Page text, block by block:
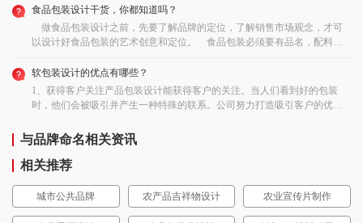
白酒的包装设计对白酒的帮助有哪些？1、保护性因为如今白酒大多是采用
玻璃瓶容器，所以，在进行包装设计的时候，应该考虑防震，防摔，防碎
等。2、便利功能包装设计还必须讲求包装的便利性，方便在运输流通，消
其技术条件以及可能发生的问题等。4、销售功能销售性功能是包装设计的
重要功能。它通过直接体现白酒的文化底蕴，历史厚重感等，让消费者在
感受器魅力之后，产生购买行为。白酒包装设计反应出白酒厂家的市场意
识、营销水平、安全意识、环保理念以及成本意识，所以对表白酒的包装
食品包装设计干货，你都知道吗？
做食品包装设计之前，先要了解品牌的定位，了解销售市场观念，才可
以设计好食品包装的艺术创意和定位。 食品包装必须要有品名，配料
产许可证编号、执行标准、生产日期、保质期、贮存条件、产地、厂家信
息、注意事项、营养成分表等。 还有一些强制的文字规范，如配料表的
字体不能小于1.8毫米等等。
软包装设计的优点有哪些？
1、获得客户关注产品包装设计能获得客户的关注。当人们看到好的包装
时，他们会被吸引并产生一种特殊的联系。公司努力打造吸引客户的优质
绪。获得客户的关注对于成功很重要。2、增加产品价值良好包装的另一个
重要元素是为您的产品增加价值。人们通过包装设计来分析产品。它产生
品牌知名度并在市场上保持独特。它还使您的产品与其他产品不同。它会
3、增加销售额良好包装的另一个重要因素是增加销售额。顾客喜欢选择好
的包装，他们接受内销。因此，良好的包装会带来更好的购买和最终销
与品牌命名相关资讯
相关推荐
城市公共品牌 农产品吉祥物设计 农业宣传片制作